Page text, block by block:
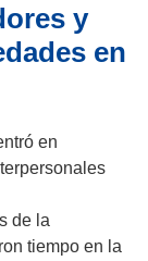
y
en
en
de la
tiempo en la